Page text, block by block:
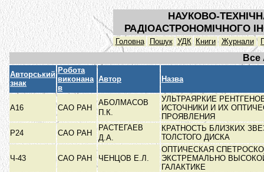
НАУКОВО-
РАДІОАСТРОНОМІЧНОГО
Головна Пошук УДК Книги Журнали
Все
Авторський
знак
Робота
виконана
в
Автор Назва
А16 САО РАН
АБОЛМАСОВ
П.К.
УЛЬТРАЯРКИЕ
ИСТОЧНИКИ И ИХ
ПРОЯВЛЕНИЯ
Р24
САО РАН
РАСТЕГАЕВ
Д.А.
КРАТНОСТЬ БЛИЗКИХ
ТОЛСТОГО ДИСКА
Ч-43 САО РАН ЧЕНЦОВ Е.Л.
ОПТИЧЕСКАЯ
ЭКСТРЕМАЛЬНО
ГАЛАКТИКЕ